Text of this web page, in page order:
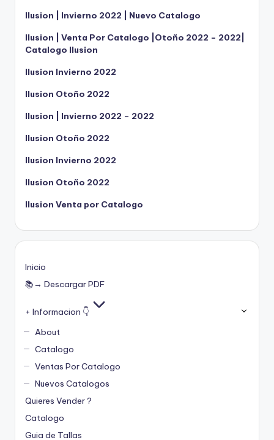
Ilusion | Invierno 2022 | Nuevo Catalogo
Ilusion | Venta Por Catalogo |Otoño 2022 – 2022|
Catalogo Ilusion
Ilusion Invierno 2022
Ilusion Otoño 2022
Ilusion | Invierno 2022 – 2022
Ilusion Otoño 2022
Ilusion Invierno 2022
Ilusion Otoño 2022
Ilusion Venta por Catalogo
Inicio
📚→ Descargar PDF
+ Informacion 👇
About
Catalogo
Ventas Por Catalogo
Nuevos Catalogos
Quieres Vender ?
Catalogo
Guia de Tallas